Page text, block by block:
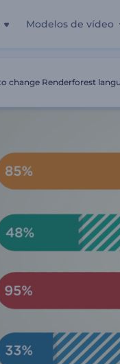
Modelos de vídeo
change Renderforest